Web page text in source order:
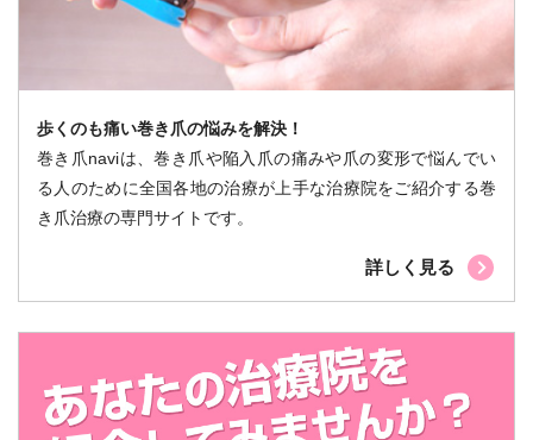
歩くのも痛い巻き爪の悩みを解決！
巻き爪naviは、巻き爪や陥入爪の痛みや爪の変形で悩んでい
る人のために全国各地の治療が上手な治療院をご紹介する巻
き爪治療の専門サイトです。
詳しく見る